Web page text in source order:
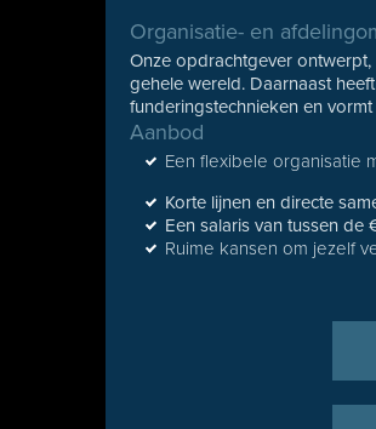
Organisatie- en
Onze opdrachtgever
gehele wereld. Daarnaast
funderingstechnieken en
Aanbod
Een flexibele organisatie
Korte lijnen en directe
Een salaris van tussen
Ruime kansen om jezelf